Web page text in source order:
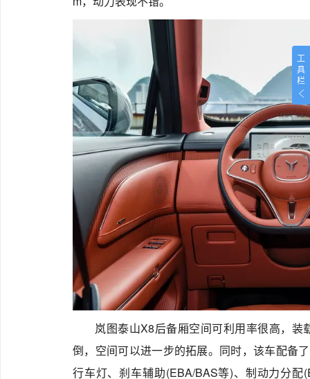
工
具
栏
岚图泰山X8后备厢空间可利用率很高，
倒，空间可以进一步的拓展。同时，该车配备
行车灯、刹车辅助(EBA/BAS等)、制动力分